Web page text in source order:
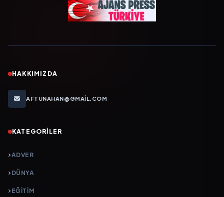
HAKKIMIZDA
AFTUNAHAN@GMAIL.COM
KATEGORILER
ADVER
DÜNYA
EĞİTİM